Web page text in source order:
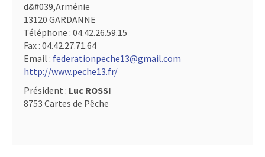
d&#039,Arménie
13120 GARDANNE
Téléphone : 04.42.26.59.15
Fax : 04.42.27.71.64
Email : federationpeche13@gmail.com
http://www.peche13.fr/
Président : Luc ROSSI
8753 Cartes de Pêche